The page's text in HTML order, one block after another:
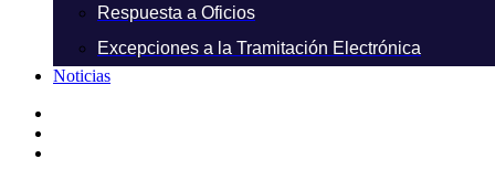
Respuesta a Oficios
Excepciones a la Tramitación Electrónica
Noticias